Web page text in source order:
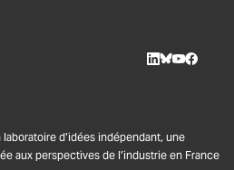
d’idées indépendant, une
aux perspectives de l’industrie en France